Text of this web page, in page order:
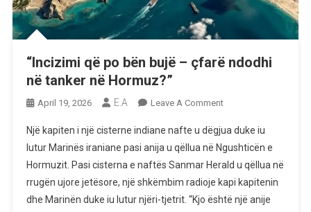
“Incizimi që po bën bujë – çfarë ndodhi
në tanker në Hormuz?”
April 19, 2026 E.A Leave A CommentOn
Që
Po
Bën
Bujë
–
Një kapiten i një cisterne indiane nafte u dëgjua duke iu
lutur Marinës iraniane pasi anija u qëllua në Ngushticën e
Hormuzit. Pasi cisterna e naftës Sanmar Herald u qëllua në
rrugën ujore jetësore, një shkëmbim radioje kapi kapitenin
dhe Marinën duke iu lutur njëri-tjetrit. “Kjo është një anije